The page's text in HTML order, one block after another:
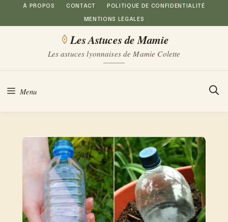
Aller
au
À PROPOS CONTACT POLITIQUE DE CONFIDENTIALITÉ
MENTIONS LÉGALES
Les Astuces de Mamie
Les astuces lyonnaises de Mamie Colette
Menu